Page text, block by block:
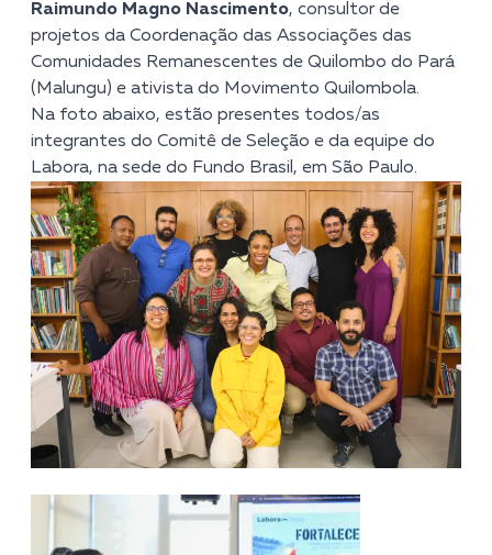
Raimundo Magno Nascimento, consultor de
projetos da Coordenação das Associações das
Comunidades Remanescentes de Quilombo do Pará
(Malungu) e ativista do Movimento Quilombola.
Na foto abaixo, estão presentes todos/as
integrantes do Comitê de Seleção e da equipe do
Labora, na sede do Fundo Brasil, em São Paulo.